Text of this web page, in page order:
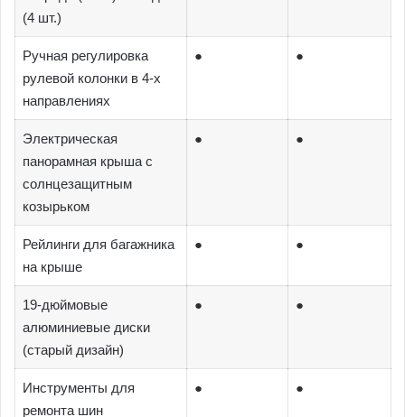
(4 шт.)
Ручная регулировка
рулевой колонки в 4-х
направлениях
● ●
Электрическая
панорамная крыша с
солнцезащитным
козырьком
● ●
Рейлинги для багажника
на крыше
● ●
19-дюймовые
алюминиевые диски
(старый дизайн)
● ●
Инструменты для
ремонта шин
● ●